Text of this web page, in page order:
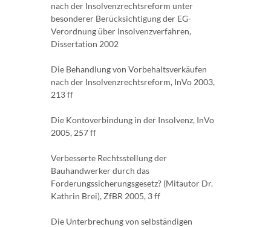
nach der Insolvenzrechtsreform unter
besonderer Berücksichtigung der EG-
Verordnung über Insolvenzverfahren,
Dissertation 2002
Die Behandlung von Vorbehaltsverkäufen
nach der Insolvenzrechtsreform, InVo 2003,
213 ff
Die Kontoverbindung in der Insolvenz, InVo
2005, 257 ff
Verbesserte Rechtsstellung der
Bauhandwerker durch das
Forderungssicherungsgesetz? (Mitautor Dr.
Kathrin Brei), ZfBR 2005, 3 ff
Die Unterbrechung von selbständigen